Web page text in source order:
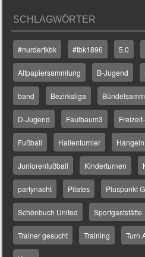
SCHLAGWÖRTER
#nurdertkbk #tbk1896 5.0
Altpapiersammlung B-Jugend
band Bezirksliga
D-Jugend Faulbaum3
Fußball Hallenturnier Hangeln
Juniorenfußball Kinderturnen
partynacht Pilates Pluspunkt
Schönbuch United Sportgaststätte
Trainer gesucht Training Turn